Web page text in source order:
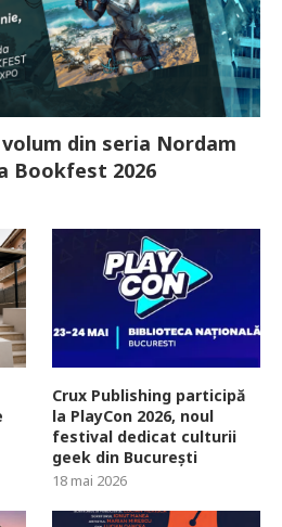
din seria Nordam
Bookfest 2026
Crux Publishing participă
la PlayCon 2026, noul
festival dedicat culturii
geek din București
18 mai 2026